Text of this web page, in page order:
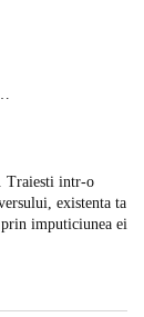
Traiesti intr-o
existenta ta
imputiciunea ei